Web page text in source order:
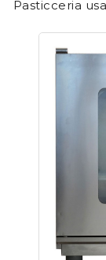
Pasticceria